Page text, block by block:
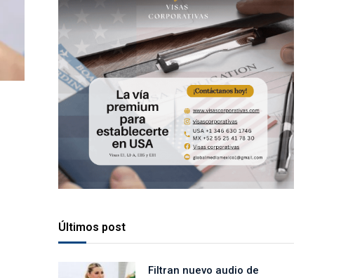
Últimos post
Filtran nuevo audio de